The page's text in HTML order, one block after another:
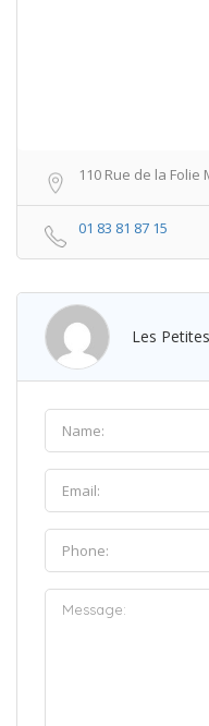
110 Rue de la Folie
01 83 81 87 15
Les